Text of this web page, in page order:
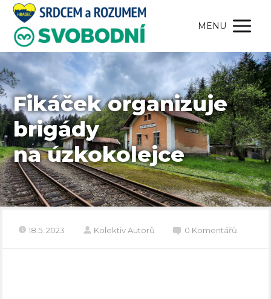
MENU
Fikáček organizuje
brigády
na úzkokolejce
18.5. 2023 Kolektiv Autorů 0 Komentářů